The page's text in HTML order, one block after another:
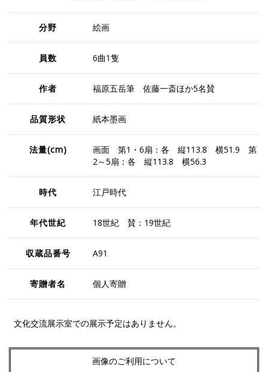
分野 絵画
員数 6曲1隻
作者 福原五岳筆 佐藤一斎ほか5名賛
品質形状 紙本墨画
法量(cm)
画面 第1・6扇：各 縦113.8 横51.9 第
2～5扇：各 縦113.8 横56.3
時代 江戸時代
年代世紀 18世紀 賛：19世紀
収蔵品番号 A91
寄贈者名 個人寄贈
文化交流展示室での展示予定はありません。
画像のご利用について